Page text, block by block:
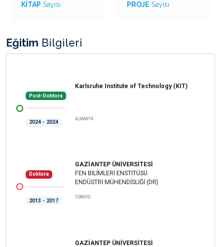
KİTAP Sayısı PROJE Sayısı
Eğitim Bilgileri
Post-Doktora
2024 - 2024
Karlsruhe Institute of Technology (KIT)
ALMANYA
Doktora
2013 - 2017
GAZİANTEP ÜNİVERSİTESİ
FEN BİLİMLERİ ENSTİTÜSÜ
ENDÜSTRİ MÜHENDİSLİĞİ (DR)
TÜRKİYE
GAZİANTEP ÜNİVERSİTESİ